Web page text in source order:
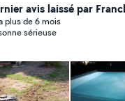
avis laissé par
plus de 6 mois
sérieuse